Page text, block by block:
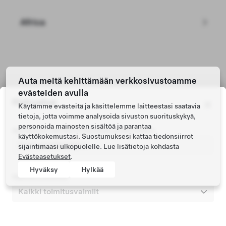
Africa
Tesla © 2026
Tietosuoja ja lakiasiat
Hakualue
Ajoneuvon rekisteröintipaikan postinumero
Auta meitä kehittämään verkkosivustoamme
evästeiden avulla
Käytämme evästeitä ja käsittelemme laitteestasi saatavia
tietoja, jotta voimme analysoida sivuston suorituskykyä,
personoida mainosten sisältöä ja parantaa
käyttökokemustasi. Suostumuksesi kattaa tiedonsiirrot
sijaintimaasi ulkopuolelle. Lue lisätietoja kohdasta
Evästeasetukset.
Hyväksy
Hylkää